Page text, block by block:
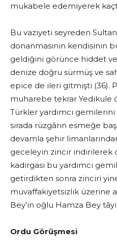
mukabele edemiyerek
Bu vaziyeti seyreden
donanmasının kendisinin
geldiğini görünce hiddet ve
denize doğru sürmüş ve
epice de ileri gitmişti (36).
muharebe tekrar Yedikule
Türkler yardımcı gemilerini
sırada rüzgârın esmeğe
devamla şehir
geceleyin zincir indirilerek
kadirgası bu yardımcı
getirdikten sonra zinciri
muvaffakiyetsizlik üzerine
Bey’in oğlu Hamza Bey
Ordu Görüşmesi